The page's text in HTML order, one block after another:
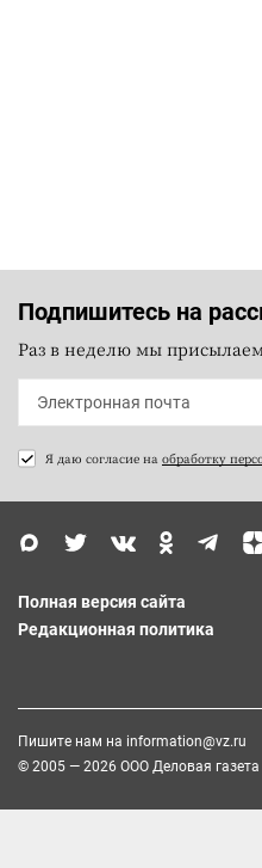
Подпишитесь на
Раз в неделю мы
Я даю согласие на обработку
Полная версия сайта
Редакционная политика
Пишите нам на information@vz.ru
© 2005 — 2026 ООО Деловая газета